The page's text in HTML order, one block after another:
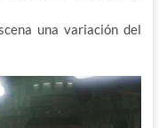
una variación del